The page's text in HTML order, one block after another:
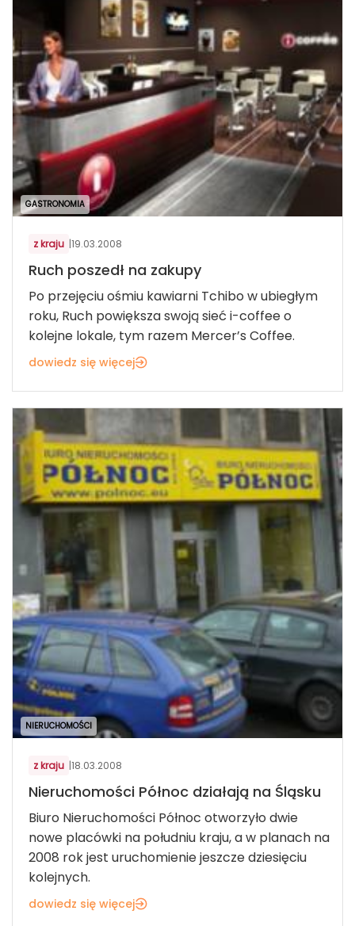
GASTRONOMIA
z kraju |19.03.2008
Ruch poszedł na zakupy
Po przejęciu ośmiu kawiarni Tchibo w ubiegłym
roku, Ruch powiększa swoją sieć i-coffee o
kolejne lokale, tym razem Mercer’s Coffee.
dowiedz się więcej
NIERUCHOMOŚCI
z kraju |18.03.2008
Nieruchomości Północ działają na Śląsku
Biuro Nieruchomości Północ otworzyło dwie
nowe placówki na południu kraju, a w planach na
2008 rok jest uruchomienie jeszcze dziesięciu
kolejnych.
dowiedz się więcej